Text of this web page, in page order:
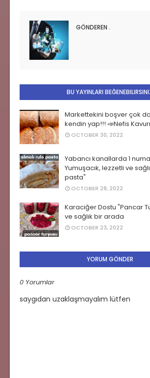
GÖNDEREN .
BU YAYINLARI
Markettekini boşver çok
kendin yap!!! 📣Nefis
OCTOBER 30, 2022
Yabancı kanallarda 1
Yumuşacık, lezzetli ve
pasta"
OCTOBER 28, 2022
Karaciğer Dostu "Pancar
ve sağlık bir arada
OCTOBER 23, 2022
YORUM GÖNDER
0 Yorumlar
saygıdan uzaklaşmayalım lütfen